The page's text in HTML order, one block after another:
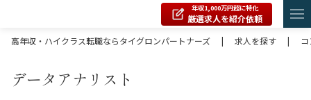
年収1,000万円超に特化
厳選求人を紹介依頼
高年収・ハイクラス転職ならタイグロンパートナーズ
| 求人を探す |
データアナリスト